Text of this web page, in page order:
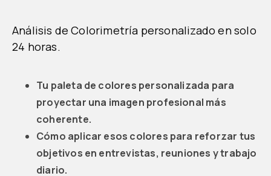
Análisis de Colorimetría personalizado en solo
24 horas.
Tu paleta de colores personalizada para
proyectar una imagen profesional más
coherente.
Cómo aplicar esos colores para reforzar tus
objetivos en entrevistas, reuniones y trabajo
diario.